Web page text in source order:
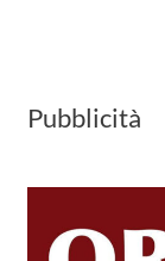
Pubblicità